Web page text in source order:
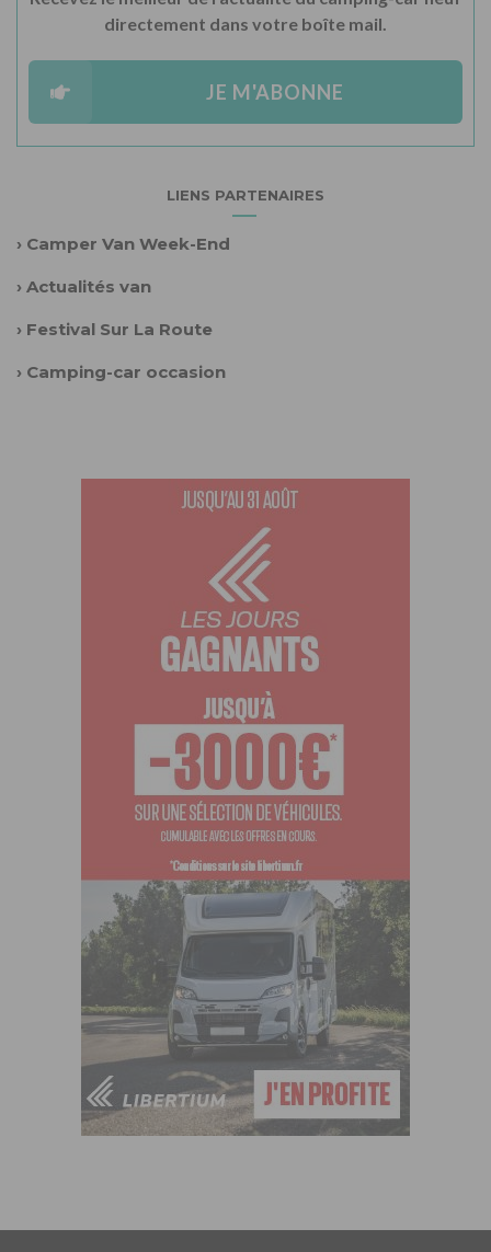
directement dans votre boîte mail.
JE M'ABONNE
LIENS PARTENAIRES
› Camper Van Week-End
› Actualités van
› Festival Sur La Route
› Camping-car occasion